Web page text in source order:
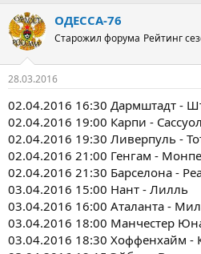
ОДЕССА-76
Старожил форума Рейтинг
28.03.2016
02.04.2016 16:30 Дармштадт -
02.04.2016 19:00 Карпи -
02.04.2016 19:30 Ливерпуль -
02.04.2016 21:00 Генгам -
02.04.2016 21:30 Барселона -
03.04.2016 15:00 Нант - Лилль
03.04.2016 16:00 Аталанта -
03.04.2016 18:00 Манчестер
03.04.2016 18:30 Хоффенхайм -